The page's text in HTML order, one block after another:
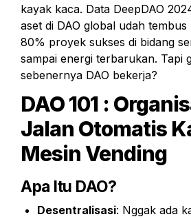
kayak kaca. Data DeepDAO
aset di DAO global udah
80% proyek sukses di bidang
sampai energi terbarukan. Tapi
sebenernya DAO bekerja?
DAO 101 :
Jalan Otomatis
Mesin Vending
Apa Itu DAO?
Desentralisasi: Nggak ada